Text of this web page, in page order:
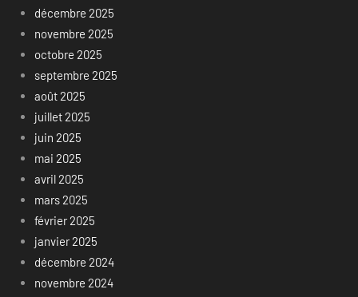
décembre 2025
novembre 2025
octobre 2025
septembre 2025
août 2025
juillet 2025
juin 2025
mai 2025
avril 2025
mars 2025
février 2025
janvier 2025
décembre 2024
novembre 2024